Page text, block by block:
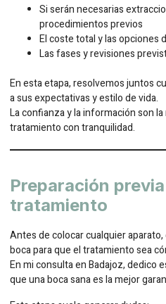
Si serán necesarias
procedimientos previos
El coste total y las opciones
Las fases y revisiones
En esta etapa, resolvemos juntos
a sus expectativas y estilo de vida.
La confianza y la información son
tratamiento con tranquilidad.
Preparación
tratamiento
Antes de colocar cualquier
boca para que el tratamiento sea
En mi consulta en Badajoz, dedico
que una boca sana es la mejor